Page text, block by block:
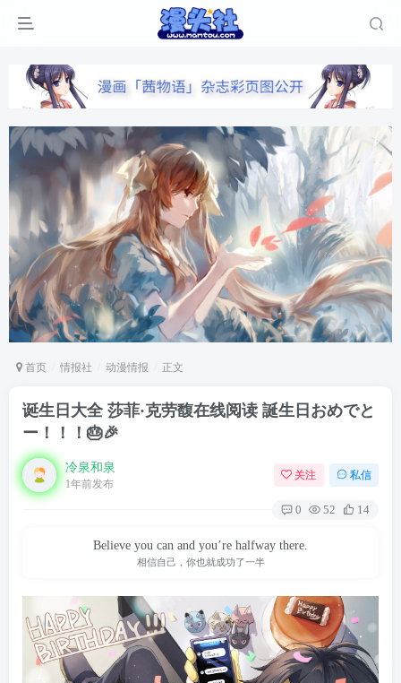
首页 情报社 动漫情报 正文
诞生日大全 莎菲·克劳馥在线阅读 誕生日おめでと
ー！！！🎂🎉
冷泉和泉
1年前发布
关注 私信
0 52 14
Believe you can and you’re halfway there.
相信自己，你也就成功了一半